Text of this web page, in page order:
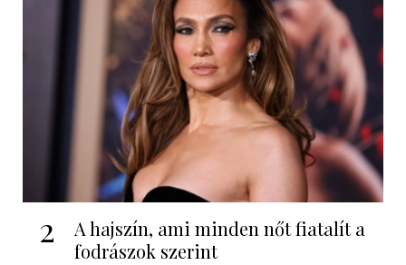
2
A hajszín, ami minden nőt fiatalít a
fodrászok szerint